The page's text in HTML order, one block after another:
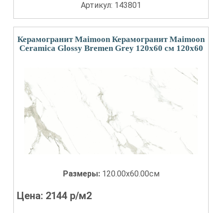
Артикул: 143801
Керамогранит Maimoon Керамогранит Maimoon
Ceramica Glossy Bremen Grey 120х60 см 120x60
Размеры: 120.00x60.00см
Цена: 2144 р/м2